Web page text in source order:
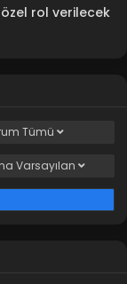
rol verilecek
Tümü
Varsayılan